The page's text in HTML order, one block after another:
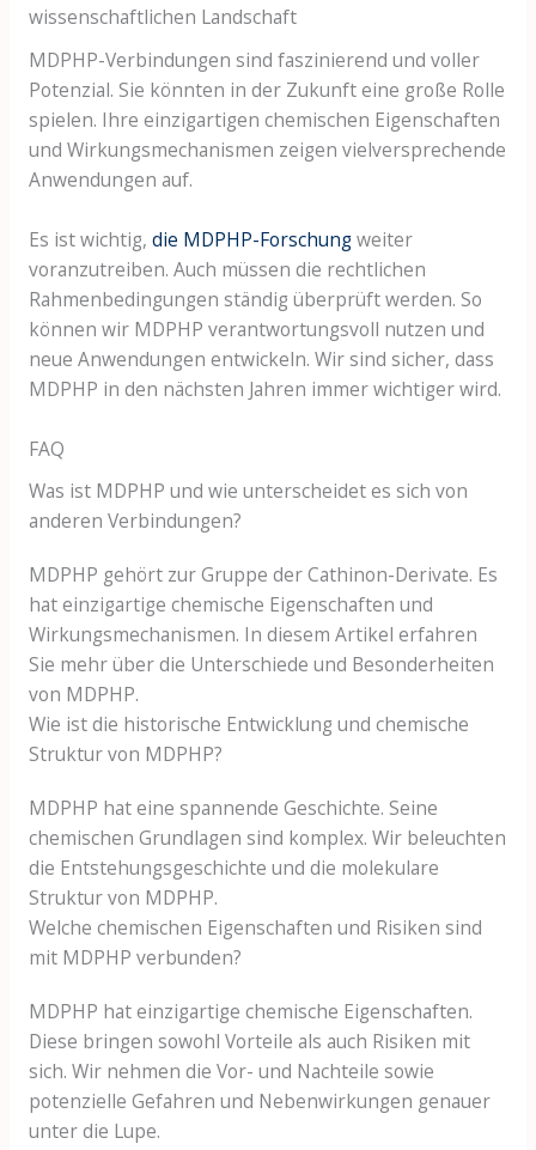
wissenschaftlichen Landschaft
MDPHP-Verbindungen sind faszinierend und voller
Potenzial. Sie könnten in der Zukunft eine große Rolle
spielen. Ihre einzigartigen chemischen Eigenschaften
und Wirkungsmechanismen zeigen vielversprechende
Anwendungen auf.
Es ist wichtig, die MDPHP-Forschungweiter
voranzutreiben. Auch müssen die rechtlichen
Rahmenbedingungen ständig überprüft werden. So
können wir MDPHP verantwortungsvoll nutzen und
neue Anwendungen entwickeln. Wir sind sicher, dass
MDPHP in den nächsten Jahren immer wichtiger wird.
FAQ
Was ist MDPHP und wie unterscheidet es sich von
anderen Verbindungen?
MDPHP gehört zur Gruppe der Cathinon-Derivate. Es
hat einzigartige chemische Eigenschaften und
Wirkungsmechanismen. In diesem Artikel erfahren
Sie mehr über die Unterschiede und Besonderheiten
von MDPHP.
Wie ist die historische Entwicklung und chemische
Struktur von MDPHP?
MDPHP hat eine spannende Geschichte. Seine
chemischen Grundlagen sind komplex. Wir beleuchten
die Entstehungsgeschichte und die molekulare
Struktur von MDPHP.
Welche chemischen Eigenschaften und Risiken sind
mit MDPHP verbunden?
MDPHP hat einzigartige chemische Eigenschaften.
Diese bringen sowohl Vorteile als auch Risiken mit
sich. Wir nehmen die Vor- und Nachteile sowie
potenzielle Gefahren und Nebenwirkungen genauer
unter die Lupe.